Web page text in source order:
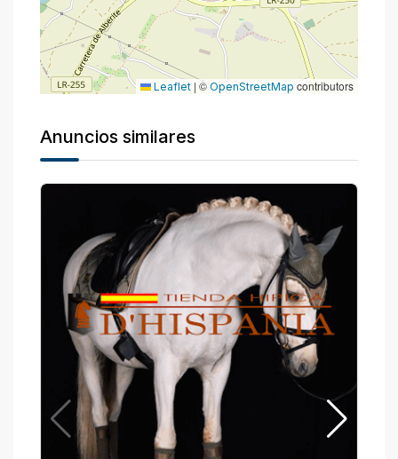
Leaflet | © OpenStreetMap contributors
Anuncios similares